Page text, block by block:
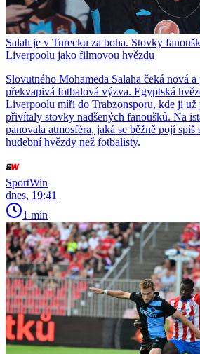
Salah je v Turecku za boha. Stovky
Liverpoolu jako filmovou hvězdu
Slovutného Mohameda Salaha čeká nová
překvapivá fotbalová výzva. Egyptská
Liverpoolu míří do Trabzonsporu, kde ji už
přivítaly stovky nadšených fanoušků. Na
panovala atmosféra, jaká se běžně pojí spíš
hudební hvězdy než fotbalisty.
SportWin
dnes, 19:41
1 min